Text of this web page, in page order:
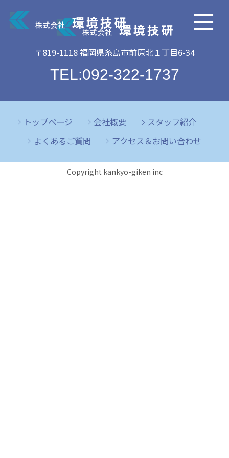
〒819-1118 福岡県糸島市前原北１丁目6-34
TEL:092-322-1737
トップページ 会社概要
スタッフ紹介
よくあるご質問
アクセス＆お問い合わせ
Copyright kankyo-giken inc